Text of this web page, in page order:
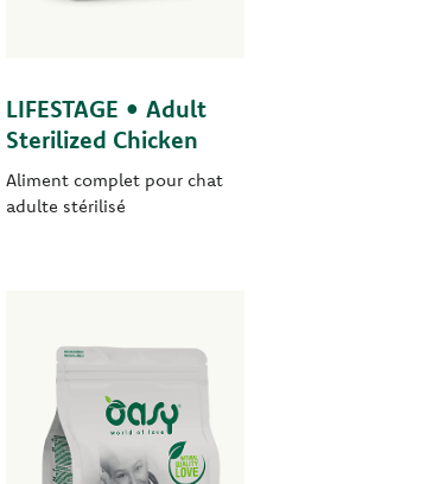
LIFESTAGE • Adult
Sterilized Chicken
Aliment complet pour chat
adulte stérilisé